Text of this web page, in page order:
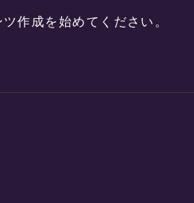
作成を始めてください。